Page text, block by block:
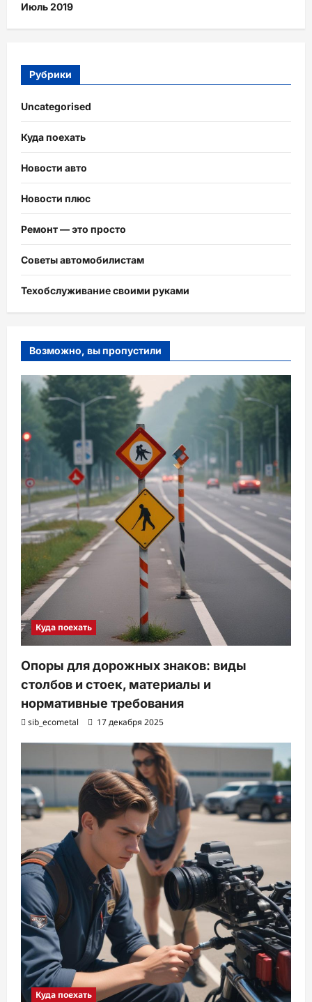
Июль 2019
Рубрики
Uncategorised
Куда поехать
Новости авто
Новости плюс
Ремонт — это просто
Советы автомобилистам
Техобслуживание своими руками
Возможно, вы пропустили
Куда поехать
Опоры для дорожных знаков: виды
столбов и стоек, материалы и
нормативные требования
sib_ecometal 17 декабря 2025
Куда поехать